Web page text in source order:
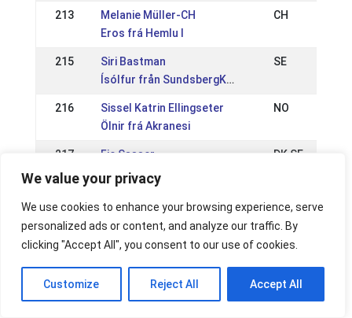
We value your privacy
We use cookies to enhance your browsing experience, serve
personalized ads or content, and analyze our traffic. By
clicking "Accept All", you consent to our use of cookies.
Customize Reject All Accept All
213
Melanie Müller-CH
Eros frá Hemlu I
CH
215
Siri Bastman
Ísólfur från SundsbergKval
SE
216
Sissel Katrin Ellingseter
Ölnir frá Akranesi
NO
217
Fie Sasser
Rangá frá Ármóti
DK SE
Sofia Kaber
Tópas frá Draflastöðum
219
Franka Struik
Hemlir frá Broddaborg
DE NL